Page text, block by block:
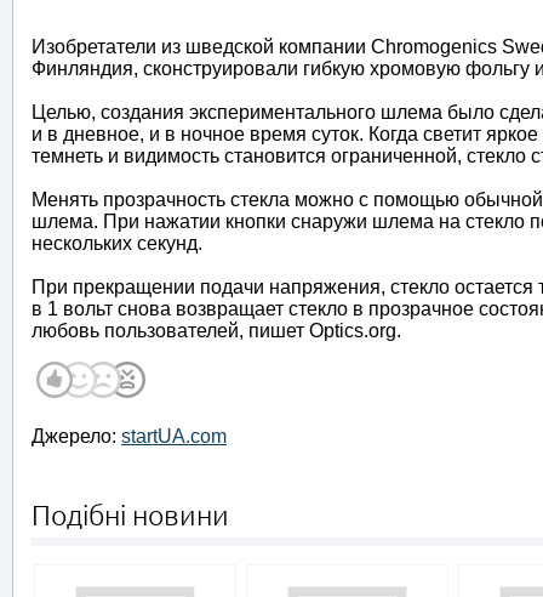
Изобретатели из шведской компании Chromogenics
Финляндия, сконструировали гибкую хромовую фольгу
Целью, создания экспериментального шлема было
и в дневное, и в ночное время суток. Когда светит
темнеть и видимость становится ограниченной, стекло
Менять прозрачность стекла можно с помощью
шлема. При нажатии кнопки снаружи шлема на стекло
нескольких секунд.
При прекращении подачи напряжения, стекло
в 1 вольт снова возвращает стекло в прозрачное
любовь пользователей, пишет Optics.org.
Джерело: startUA.com
Подібні новини